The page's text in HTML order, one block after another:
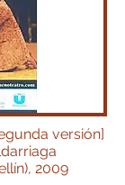
versión]
2009